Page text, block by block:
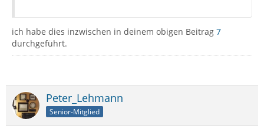
ich habe dies inzwischen in deinem obigen Beitrag 7
durchgeführt.
Peter_Lehmann
Senior-Mitglied